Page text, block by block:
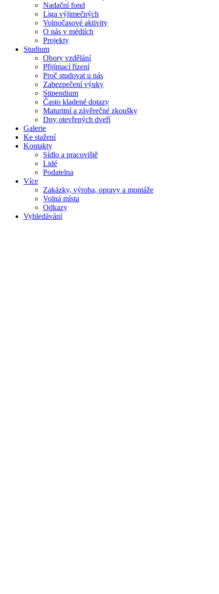
Nadační fond
Liga výjimečných
Volnočasové aktivity
O nás v médiích
Projekty
Studium
Obory vzdělání
Přijímací řízení
Proč studovat u nás
Zabezpečení výuky
Stipendium
Často kladené dotazy
Maturitní a závěrečné zkoušky
Dny otevřených dveří
Galerie
Ke stažení
Kontakty
Sídlo a pracoviště
Lidé
Podatelna
Více
Zakázky, výroba, opravy a montáže
Volná místa
Odkazy
Vyhledávání